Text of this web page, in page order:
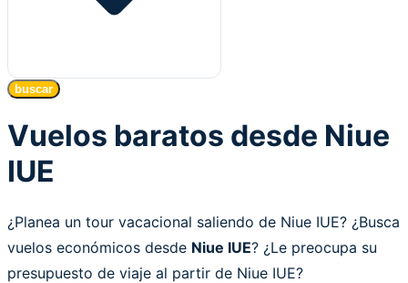
buscar
Vuelos baratos desde Niue
IUE
¿Planea un tour vacacional saliendo de Niue IUE? ¿Busca
vuelos económicos desde Niue IUE? ¿Le preocupa su
presupuesto de viaje al partir de Niue IUE?